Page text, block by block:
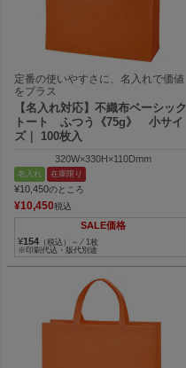
定番の使いやすさに、名入れで価値
をプラス
【名入れ対応】不織布ベーシック
トート ふつう《75g》 小サイ
ズ｜ 100枚入
320W×330H×110Dmm
名入れ 在庫限り
¥10,450のところ
¥10,450税込
SALE価格
¥154 （税込）～ ⁄ 1枚
※印刷代込・版代別途